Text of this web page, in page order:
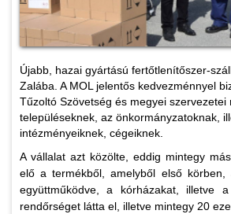
Újabb, hazai gyártású fertőtlenítőszer-
Zalába. A MOL jelentős kedvezménnyel
Tűzoltó Szövetség és megyei
településeknek, az önkormányzatoknak,
intézményeiknek, cégeiknek.
A vállalat azt közölte, eddig mintegy
elő a termékből, amelyből első körben,
együttműködve, a kórházakat, illetve
rendőrséget látta el, illetve mintegy 20